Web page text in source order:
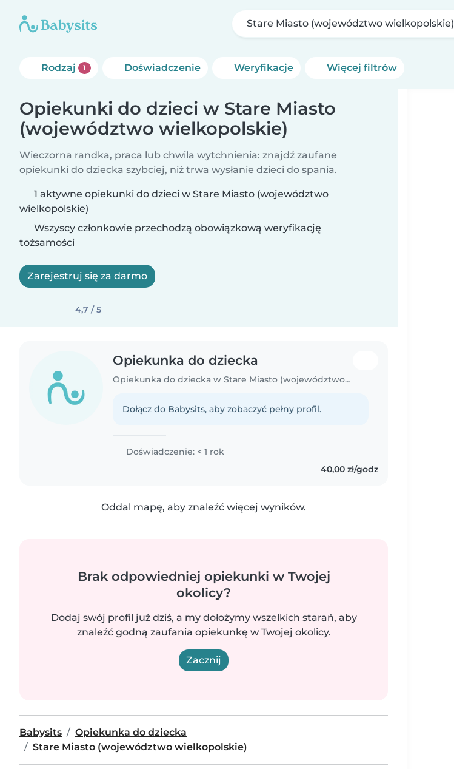
Stare Miasto (województwo wielkopolskie)
Rodzaj 1 Doświadczenie Weryfikacje Więcej filtrów
Opiekunki do dzieci w Stare Miasto
(województwo wielkopolskie)
Wieczorna randka, praca lub chwila wytchnienia: znajdź zaufane
opiekunki do dziecka szybciej, niż trwa wysłanie dzieci do spania.
1 aktywne opiekunki do dzieci w Stare Miasto (województwo
wielkopolskie)
Wszyscy członkowie przechodzą obowiązkową weryfikację
tożsamości
Zarejestruj się za darmo
4,7 / 5
Opiekunka do dziecka
Opiekunka do dziecka w Stare Miasto (województwo wielkopolskie)
Dołącz do Babysits, aby zobaczyć pełny profil.
Doświadczenie: < 1 rok
40,00 zł/godz
Oddal mapę, aby znaleźć więcej wyników.
Brak odpowiedniej opiekunki w Twojej
okolicy?
Dodaj swój profil już dziś, a my dołożymy wszelkich starań, aby
znaleźć godną zaufania opiekunkę w Twojej okolicy.
Zacznij
Babysits
Opiekunka do dziecka
Stare Miasto (województwo wielkopolskie)